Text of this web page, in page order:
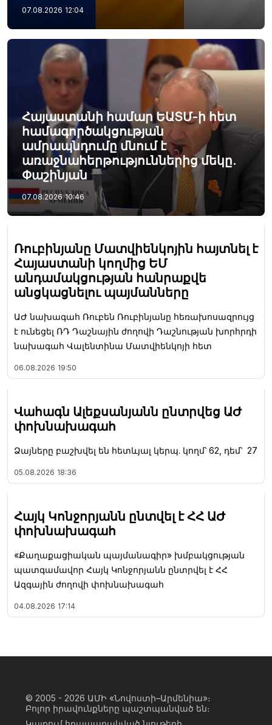
07.08.2026 12:04
Հայաստանի համար ԵԱՏՄ-ի հետ
համագործակցության
ամրապնդումը մնում է
առաջնահերթություններից մեկը.
Փաշինյան
07.08.2026 10:46
Ռուբինյանը Մատվիենկոյին հայտնել է
Հայաստանի կողմից ԵՄ
անդամակցության հանրաքվե
անցկացնելու պայմանները
ԱԺ նախագահ Ռուբեն Ռուբինյանը հեռախոսազրույց
է ունեցել ՌԴ Դաշնային ժողովի Դաշնության խորհրդի
նախագահ Վալենտինա Մատվիենկոյի հետ
06.08.2026 19:50
Վահագն Ալեքսանյանն ընտրվեց ԱԺ
փոխնախագահ
Ձայները բաշխվել են հետևյալ կերպ. կողմ՝ 62, դեմ՝ 27
05.08.2026 18:36
Հայկ Կոնջորյանն ընտվել է ՀՀ ԱԺ
փոխնախագահ
«Քաղաքացիական պայմանագիր» խմբակցության
պատգամավոր Հայկ Կոնջորյանն ընտրվել է ՀՀ
Ազգային ժողովի փոխնախագահ
04.08.2026 17:14
© 2005 - 2026 ԱՄԻ «Նովոստի–Արմենիա»։
Բոլոր իրավունքները պաշտպանված են։